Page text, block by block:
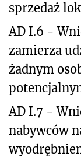
sprzedaż
AD I.6 -
zamierza
żadnym
AD I.7 -
nabywców